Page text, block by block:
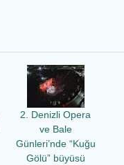
2. Denizli Opera
ve Bale
Günleri’nde “Kuğu
Gölü” büyüsü